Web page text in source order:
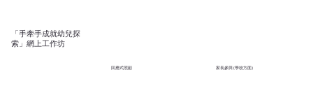
「手牽手成就幼兒探
索」網上工作坊
回應式照顧 家長參與 (學校方面)